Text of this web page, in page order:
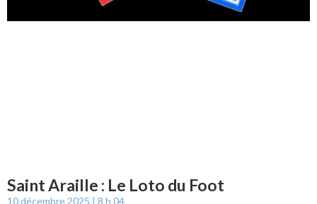
Saint Araille : Le Loto du Foot
10 décembre 2025 8 h 04